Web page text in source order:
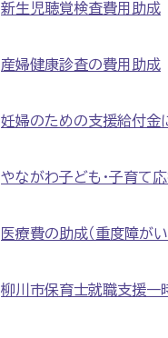
新生児聴覚検査費用助成
産婦健康診査の費用助成
妊婦のための支援給付金
やながわ子ども・子育て
医療費の助成（重度障がい
柳川市保育士就職支援一